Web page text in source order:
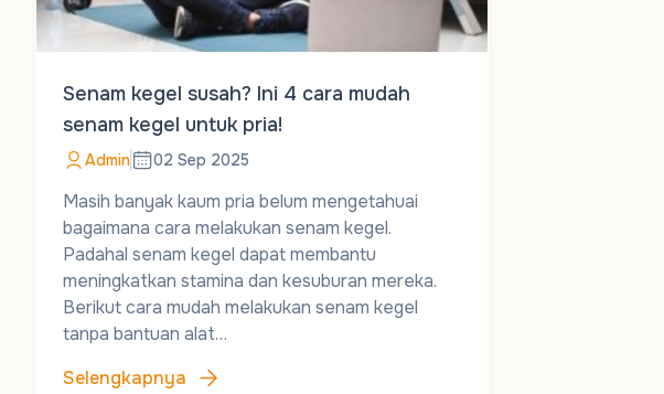
Senam kegel susah? Ini 4 cara mudah
senam kegel untuk pria!
Admin 02 Sep 2025
Masih banyak kaum pria belum mengetahuai
bagaimana cara melakukan senam kegel.
Padahal senam kegel dapat membantu
meningkatkan stamina dan kesuburan mereka.
Berikut cara mudah melakukan senam kegel
tanpa bantuan alat…
Selengkapnya